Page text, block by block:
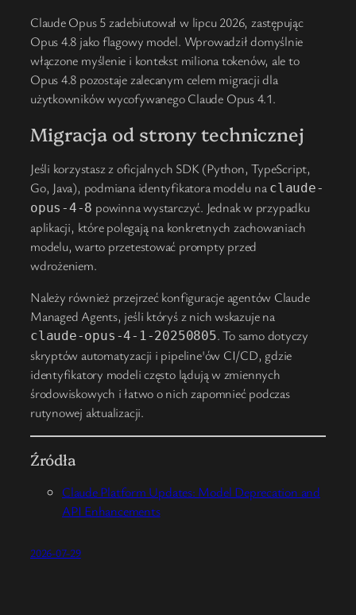
Claude Opus 5 zadebiutował w lipcu 2026, zastępując
Opus 4.8 jako flagowy model. Wprowadził domyślnie
włączone myślenie i kontekst miliona tokenów, ale to
Opus 4.8 pozostaje zalecanym celem migracji dla
użytkowników wycofywanego Claude Opus 4.1.
Migracja od strony technicznej
Jeśli korzystasz z oficjalnych SDK (Python, TypeScript,
Go, Java), podmiana identyfikatora modelu na claude-
opus-4-8 powinna wystarczyć. Jednak w przypadku
aplikacji, które polegają na konkretnych zachowaniach
modelu, warto przetestować prompty przed
wdrożeniem.
Należy również przejrzeć konfiguracje agentów Claude
Managed Agents, jeśli któryś z nich wskazuje na
claude-opus-4-1-20250805. To samo dotyczy
skryptów automatyzacji i pipeline'ów CI/CD, gdzie
identyfikatory modeli często lądują w zmiennych
środowiskowych i łatwo o nich zapomnieć podczas
rutynowej aktualizacji.
Źródła
Claude Platform Updates: Model Deprecation and
API Enhancements
2026-07-29